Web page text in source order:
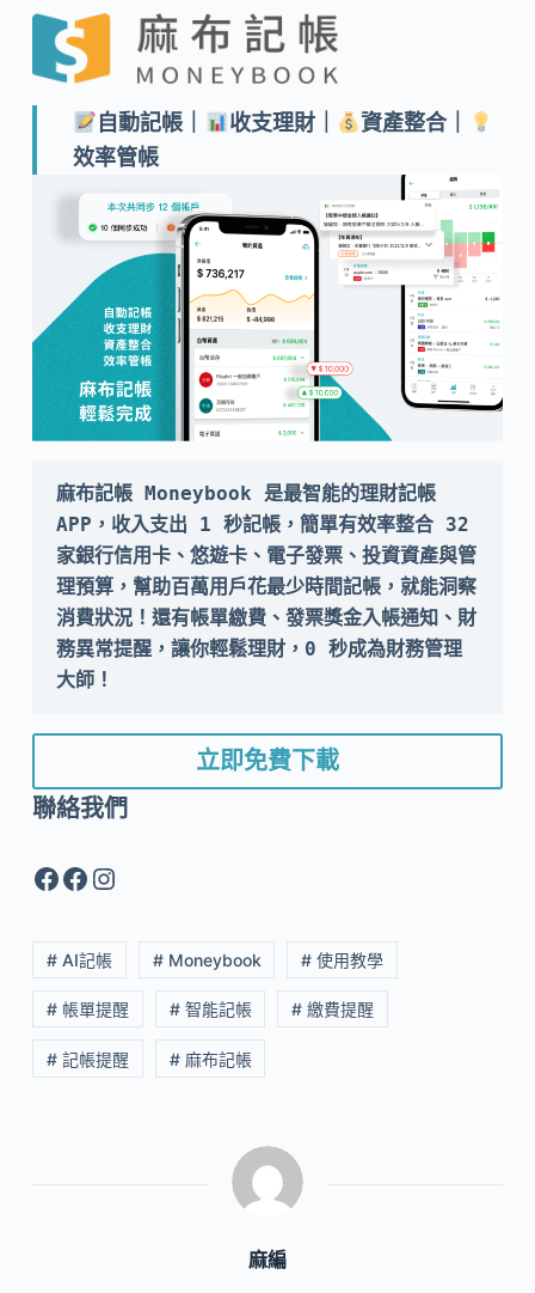
自動記帳｜ 收支理財｜
資產整合｜
效率管帳
麻布記帳 Moneybook 是最智能的理財記帳
APP，收入支出 1 秒記帳，簡單有效率整合 32
家銀行信用卡、悠遊卡、電子發票、投資資產與管
理預算，幫助百萬用戶花最少時間記帳，就能洞察
消費狀況！還有帳單繳費、發票獎金入帳通知、財
務異常提醒，讓你輕鬆理財，0 秒成為財務管理
大師！
立即免費下載
聯絡我們
Facebook
Facebook
Instagram
# AI記帳 # Moneybook # 使用教學
# 帳單提醒 # 智能記帳 # 繳費提醒
# 記帳提醒 # 麻布記帳
麻編